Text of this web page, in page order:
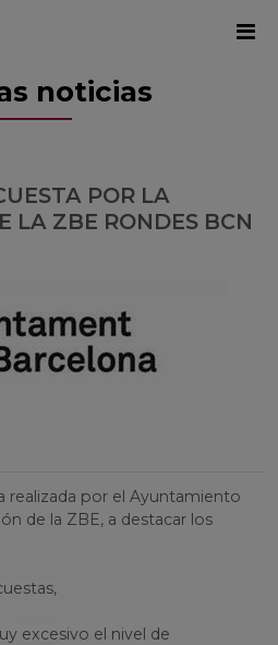
noticias
POR LA
LA ZBE RONDES BCN
realizada por el Ayuntamiento
de la ZBE, a destacar los
excesivo el nivel de